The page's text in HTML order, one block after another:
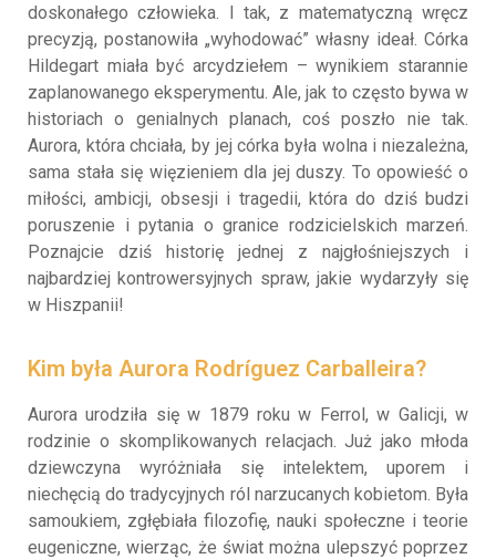
doskonałego człowieka. I tak, z matematyczną wręcz
precyzją, postanowiła „wyhodować” własny ideał. Córka
Hildegart miała być arcydziełem – wynikiem starannie
zaplanowanego eksperymentu. Ale, jak to często bywa w
historiach o genialnych planach, coś poszło nie tak.
Aurora, która chciała, by jej córka była wolna i niezależna,
sama stała się więzieniem dla jej duszy. To opowieść o
miłości, ambicji, obsesji i tragedii, która do dziś budzi
poruszenie i pytania o granice rodzicielskich marzeń.
Poznajcie dziś historię jednej z najgłośniejszych i
najbardziej kontrowersyjnych spraw, jakie wydarzyły się
w Hiszpanii!
Kim była Aurora Rodríguez Carballeira?
Aurora urodziła się w 1879 roku w Ferrol, w Galicji, w
rodzinie o skomplikowanych relacjach. Już jako młoda
dziewczyna wyróżniała się intelektem, uporem i
niechęcią do tradycyjnych ról narzucanych kobietom. Była
samoukiem, zgłębiała filozofię, nauki społeczne i teorie
eugeniczne, wierząc, że świat można ulepszyć poprzez